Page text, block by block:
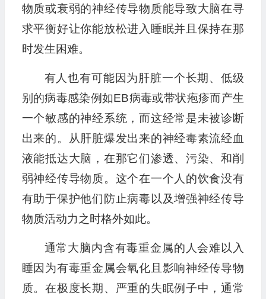
物质或衰弱的神经传导物质能导致大脑在寻
求平衡好让你能放松进入睡眠并且保持在那
时发生困难。
有人也有可能因为肝脏一个长期、低级
别的病毒感染例如EB病毒或带状疱疹而产生
一个敏感的神经系统，而这经常是未被诊断
出来的。从肝脏爆发出来的神经毒素流经血
液能抵达大脑，在那它们渗透、污染、和削
弱神经传导物质。这个在一个人的饮食没有
有助于保护他们防止病毒以及增强神经传导
物质活动力之时格外如此。
通常大脑内含有毒重金属的人会难以入
睡因为有毒重金属会氧化且影响神经传导物
质。在极度长期、严重的失眠例子中，通常